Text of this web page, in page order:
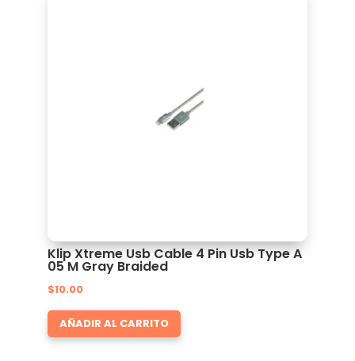
Klip Xtreme Usb Cable 4 Pin Usb Type A
05 M Gray Braided
$10.00
AÑADIR AL CARRITO